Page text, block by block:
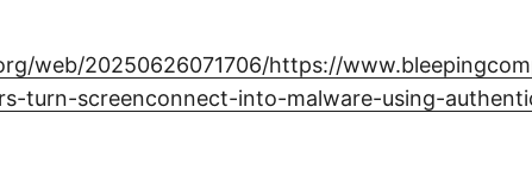
web/20250626071706/https://
turn-screenconnect-into-malware-using-